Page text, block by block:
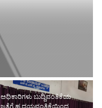
ಅಧಿಕಾರಿಗಳು ಬುದ್ದಿವಂತಿಕೆಯ
ಜತೆಗೆ ಹೃದಯವಂತಿಕೆಯಿಂದ